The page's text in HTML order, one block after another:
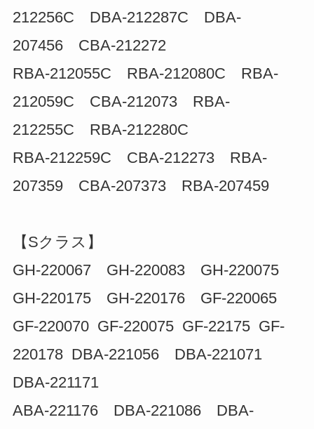
212256C DBA-212287C DBA-
207456 CBA-212272
RBA-212055C RBA-212080C RBA-
212059C CBA-212073 RBA-
212255C RBA-212280C
RBA-212259C CBA-212273 RBA-
207359 CBA-207373 RBA-207459
【Sクラス】
GH-220067 GH-220083 GH-220075
GH-220175 GH-220176 GF-220065
GF-220070 GF-220075 GF-22175 GF-
220178 DBA-221056 DBA-221071
DBA-221171
ABA-221176 DBA-221086 DBA-